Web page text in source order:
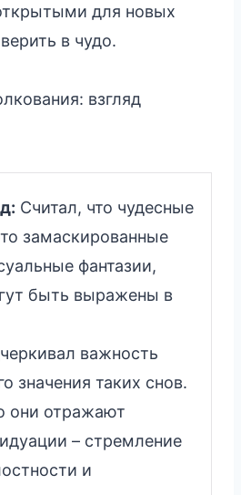
для новых
в чудо.
взгляд
Считал, что чудесные
замаскированные
фантазии,
быть выражены в
важность
значения таких снов.
они отражают
– стремление
и